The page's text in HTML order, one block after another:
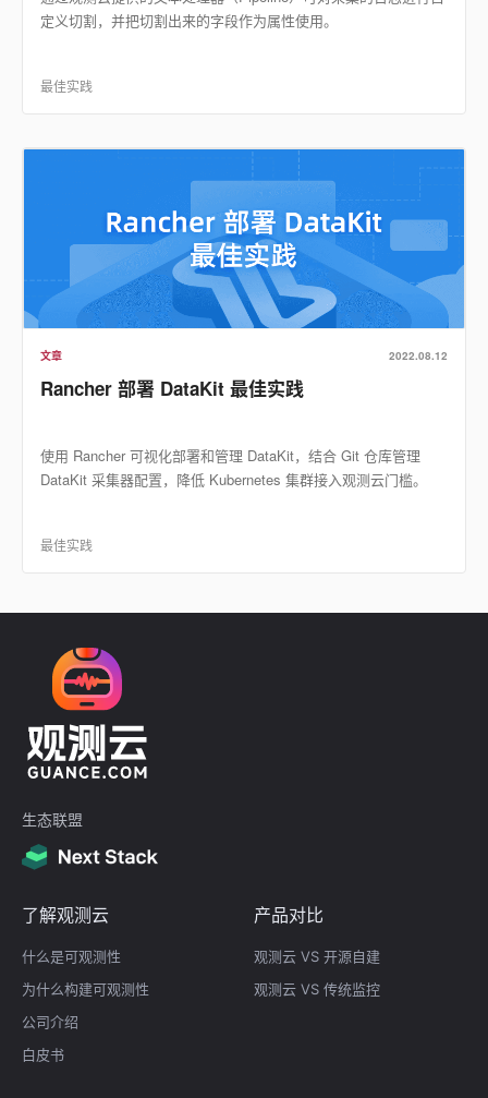
定义切割，并把切割出来的字段作为属性使用。
最佳实践
文章 2022.08.12
Rancher 部署 DataKit 最佳实践
使用 Rancher 可视化部署和管理 DataKit，结合 Git 仓库管理
DataKit 采集器配置，降低 Kubernetes 集群接入观测云门槛。
最佳实践
生态联盟
了解观测云
什么是可观测性
为什么构建可观测性
公司介绍
白皮书
产品对比
观测云 VS 开源自建
观测云 VS 传统监控